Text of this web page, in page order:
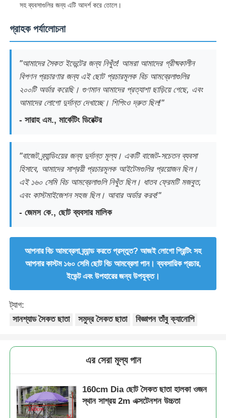
সহ ব্যবসাগুলির জন্য এটি আদর্শ করে তোলে।
গ্রাহক পর্যালোচনা
"আমাদের সৈকত ইভেন্টের জন্য নিখুঁত! আমরা আমাদের গ্রীষ্মকালীন
বিপণন প্রচারণার জন্য এই ছোট প্রচারমূলক বিচ আমব্রেলাগুলির
২০০টি অর্ডার করেছি। গুণমান আমাদের প্রত্যাশা ছাড়িয়ে গেছে, এবং
আমাদের লোগো দুর্দান্ত দেখাচ্ছে। শিপিংও দ্রুত ছিল!"
- সারাহ এম., মার্কেটিং ডিরেক্টর
"বাজেট ব্র্যান্ডিংয়ের জন্য দুর্দান্ত মূল্য। একটি বাজেট-সচেতন ব্যবসা
হিসাবে, আমাদের সাশ্রয়ী প্রচারমূলক আইটেমগুলির প্রয়োজন ছিল।
এই ১৬০ সেমি বিচ আমব্রেলাগুলি নিখুঁত ছিল। ধাতব ফ্রেমটি মজবুত,
এবং কাস্টমাইজেশন সহজ ছিল। আবার অর্ডার করব!"
- জেমস কে., ছোট ব্যবসার মালিক
আপনার বিচ আমব্রেলা ব্র্যান্ড করতে প্রস্তুত? আজই লোগো প্রিন্টিং সহ
আপনার কাস্টম ১৬০ সেমি ছোট বিচ আমব্রেলা পান। ব্যবসায়িক প্রচার,
ইভেন্ট এবং উপহারের জন্য উপযুক্ত।
ট্যাগ:
সানশ্যাড সৈকত ছাতা
সমুদ্র সৈকত ছাতা বিজ্ঞাপন তাঁবু ক্যানোপি
এর সেরা মূল্য পান
160cm Dia ছোট সৈকত ছাতা হালকা ওজন
স্থান সাশ্রয় 2m এক্সটেনশন উচ্চতা